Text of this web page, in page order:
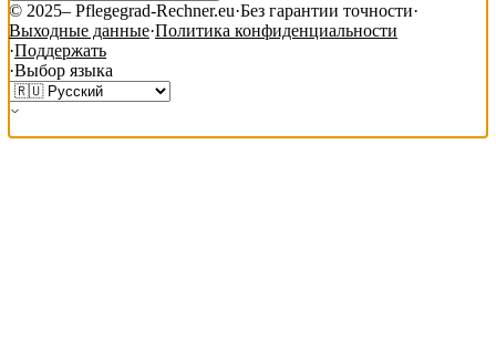
© 2025– Pflegegrad-Rechner.eu·Без гарантии точности·
Выходные данные·Политика конфиденциальности
·Поддержать
·Выбор языка